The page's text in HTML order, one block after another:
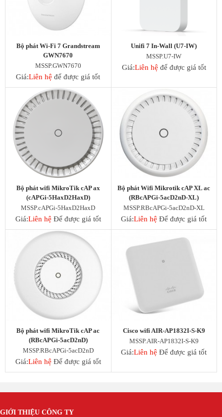
Bộ phát Wi-Fi 7 Grandstream
GWN7670
MSSP.GWN7670
Giá:Liên hệ để được giá tốt
Unifi 7 In-Wall (U7-IW)
MSSP.U7-IW
Giá:Liên hệ để được giá tốt
Bộ phát wifi MikroTik cAP ax
(cAPGi-5HaxD2HaxD)
MSSP.cAPGi-5HaxD2HaxD
Giá:Liên hệ Để được giá tốt
Bộ phát Wifi Mikrotik cAP XL ac
(RBcAPGi-5acD2nD-XL)
MSSP.RBcAPGi-5acD2nD-XL
Giá:Liên hệ Để được giá tốt
Bộ phát wifi MikroTik cAP ac
(RBcAPGi-5acD2nD)
MSSP.RBcAPGi-5acD2nD
Giá:Liên hệ Để được giá tốt
Cisco wifi AIR-AP1832I-S-K9
MSSP.AIR-AP1832I-S-K9
Giá:Liên hệ Để được giá tốt
GIỚI THIỆU CÔNG TY